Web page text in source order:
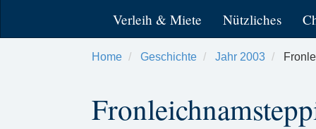
Verleih & Miete
Nützliches
Home Geschichte Jahr 2003